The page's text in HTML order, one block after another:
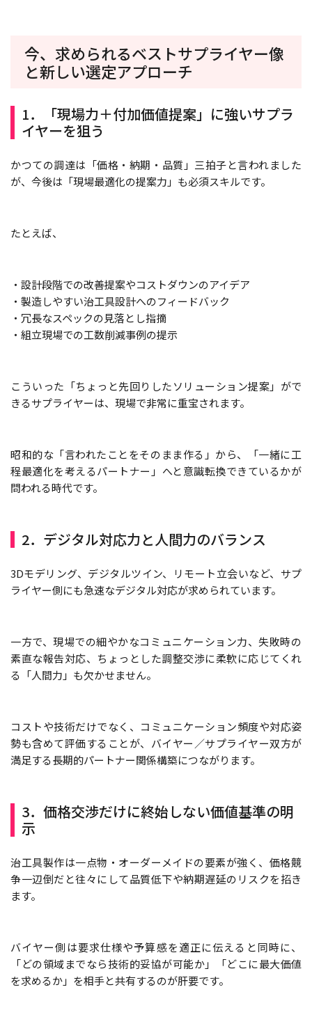
今、求められるベストサプライヤー像
と新しい選定アプローチ
1．「現場力＋付加価値提案」に強いサプラ
イヤーを狙う
かつての調達は「価格・納期・品質」三拍子と言われました
が、今後は「現場最適化の提案力」も必須スキルです。
たとえば、
・設計段階での改善提案やコストダウンのアイデア
・製造しやすい治工具設計へのフィードバック
・冗長なスペックの見落とし指摘
・組立現場での工数削減事例の提示
こういった「ちょっと先回りしたソリューション提案」がで
きるサプライヤーは、現場で非常に重宝されます。
昭和的な「言われたことをそのまま作る」から、「一緒に工
程最適化を考えるパートナー」へと意識転換できているかが
問われる時代です。
2．デジタル対応力と人間力のバランス
3Dモデリング、デジタルツイン、リモート立会いなど、サプ
ライヤー側にも急速なデジタル対応が求められています。
一方で、現場での細やかなコミュニケーション力、失敗時の
素直な報告対応、ちょっとした調整交渉に柔軟に応じてくれ
る「人間力」も欠かせません。
コストや技術だけでなく、コミュニケーション頻度や対応姿
勢も含めて評価することが、バイヤー／サプライヤー双方が
満足する長期的パートナー関係構築につながります。
3．価格交渉だけに終始しない価値基準の明
示
治工具製作は一点物・オーダーメイドの要素が強く、価格競
争一辺倒だと往々にして品質低下や納期遅延のリスクを招き
ます。
バイヤー側は要求仕様や予算感を適正に伝えると同時に、
「どの領域までなら技術的妥協が可能か」「どこに最大価値
を求めるか」を相手と共有するのが肝要です。